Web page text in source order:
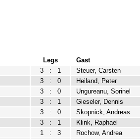
Legs
Gast
3 : 1
Steuer, Carsten
3 : 0
Heiland, Peter
3 : 0
Ungureanu, Sorinel
3 : 1
Gieseler, Dennis
3 : 0
Skopnick, Andreas
3 : 1
Klink, Raphael
1 : 3
Rochow, Andrea